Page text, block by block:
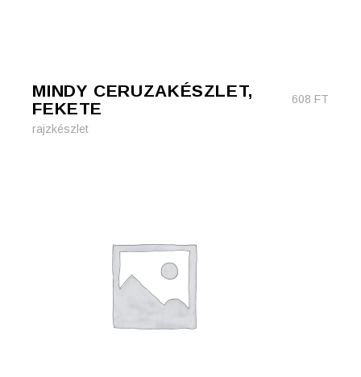
MINDY CERUZAKÉSZLET,
FEKETE
608 FT
rajzkészlet